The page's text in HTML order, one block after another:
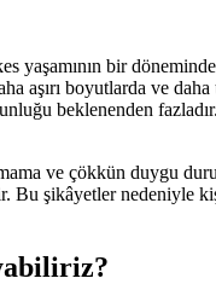
yaşamının bir
boyutlarda ve daha
beklenenden
ve çökkün duygu
Bu şikâyetler nedeniyle